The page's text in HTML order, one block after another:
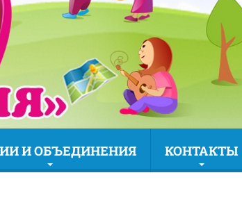
И ОБЪЕДИНЕНИЯ КОНТАКТЫ